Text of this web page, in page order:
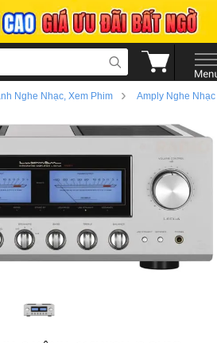
Nghe Nhạc, Xem Phim › Amply Nghe Nhạc